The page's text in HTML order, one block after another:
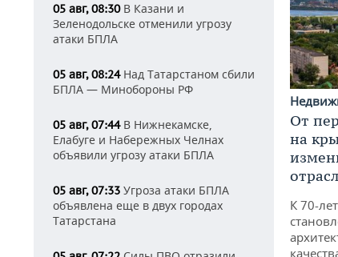
05 авг, 08:30В Казани и
Зеленодольске отменили угрозу
атаки БПЛА
05 авг, 08:24Над Татарстаном сбили
БПЛА — Минобороны РФ
05 авг, 07:44В Нижнекамске,
Елабуге и Набережных Челнах
объявили угрозу атаки БПЛА
05 авг, 07:33 Угроза атаки БПЛА
объявлена еще в двух городах
Татарстана
От
на
К 70-